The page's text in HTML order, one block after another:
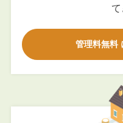
て
管理料無料